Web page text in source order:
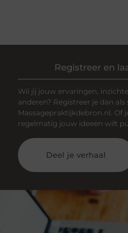
Registreer en
Wil jij jouw ervaringen,
anderen? Registreer je dan
Massagepraktijkdebron.nl. Of
regelmatig jouw ideeën wilt
Deel je verhaal